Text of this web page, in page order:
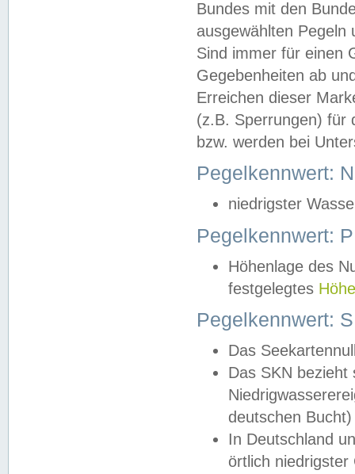
Bundes mit den
ausgewählten
Sind immer für einen
Gegebenheiten ab
Erreichen dieser
(z.B. Sperrungen) für
bzw. werden bei
Pegelkennwert:
niedrigster
Pegelkennwert:
Höhenlage des
festgelegtes
Pegelkennwert:
Das
Das SKN
deutschen
In Deutschland
örtlich